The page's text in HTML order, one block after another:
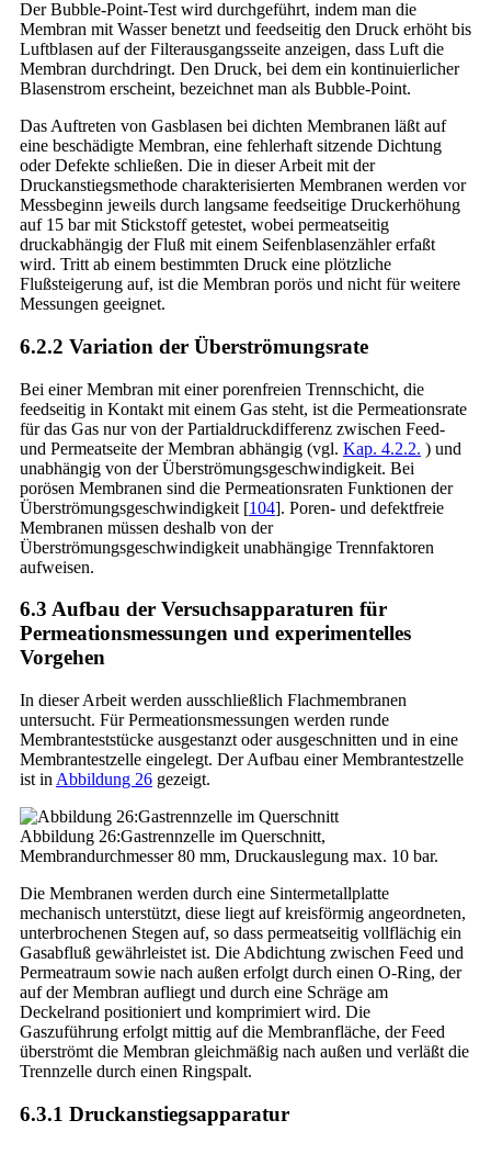
Der Bubble-Point-Test wird durchgeführt, indem man die
Membran mit Wasser benetzt und feedseitig den Druck erhöht bis
Luftblasen auf der Filterausgangsseite anzeigen, dass Luft die
Membran durchdringt. Den Druck, bei dem ein kontinuierlicher
Blasenstrom erscheint, bezeichnet man als Bubble-Point.
Das Auftreten von Gasblasen bei dichten Membranen läßt auf
eine beschädigte Membran, eine fehlerhaft sitzende Dichtung
oder Defekte schließen. Die in dieser Arbeit mit der
Druckanstiegsmethode charakterisierten Membranen werden vor
Messbeginn jeweils durch langsame feedseitige Druckerhöhung
auf 15 bar mit Stickstoff getestet, wobei permeatseitig
druckabhängig der Fluß mit einem Seifenblasenzähler erfaßt
wird. Tritt ab einem bestimmten Druck eine plötzliche
Flußsteigerung auf, ist die Membran porös und nicht für weitere
Messungen geeignet.
6.2.2 Variation der Überströmungsrate
Bei einer Membran mit einer porenfreien Trennschicht, die
feedseitig in Kontakt mit einem Gas steht, ist die Permeationsrate
für das Gas nur von der Partialdruckdifferenz zwischen Feed-
und Permeatseite der Membran abhängig (vgl. Kap. 4.2.2. ) und
unabhängig von der Überströmungsgeschwindigkeit. Bei
porösen Membranen sind die Permeationsraten Funktionen der
Überströmungsgeschwindigkeit [104]. Poren- und defektfreie
Membranen müssen deshalb von der
Überströmungsgeschwindigkeit unabhängige Trennfaktoren
aufweisen.
6.3 Aufbau der Versuchsapparaturen für
Permeationsmessungen und experimentelles
Vorgehen
In dieser Arbeit werden ausschließlich Flachmembranen
untersucht. Für Permeationsmessungen werden runde
Membranteststücke ausgestanzt oder ausgeschnitten und in eine
Membrantestzelle eingelegt. Der Aufbau einer Membrantestzelle
ist in Abbildung 26 gezeigt.
Abbildung 26:Gastrennzelle im Querschnitt,
Membrandurchmesser 80 mm, Druckauslegung max. 10 bar.
Die Membranen werden durch eine Sintermetallplatte
mechanisch unterstützt, diese liegt auf kreisförmig angeordneten,
unterbrochenen Stegen auf, so dass permeatseitig vollflächig ein
Gasabfluß gewährleistet ist. Die Abdichtung zwischen Feed und
Permeatraum sowie nach außen erfolgt durch einen O-Ring, der
auf der Membran aufliegt und durch eine Schräge am
Deckelrand positioniert und komprimiert wird. Die
Gaszuführung erfolgt mittig auf die Membranfläche, der Feed
überströmt die Membran gleichmäßig nach außen und verläßt die
Trennzelle durch einen Ringspalt.
6.3.1 Druckanstiegsapparatur